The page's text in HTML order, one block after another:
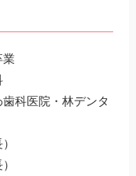
科医院・林デンタ